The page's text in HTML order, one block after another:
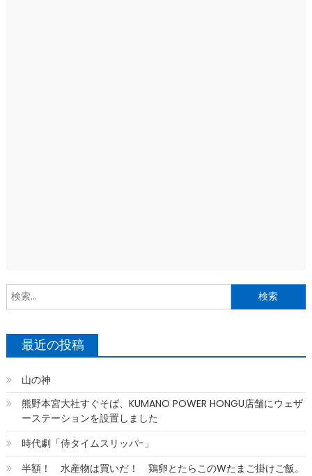
最近の投稿
山の神
熊野本宮大社すぐそば、KUMANO POWER HONGU店舗にウェザ
ーステーションを設置しました
時代劇「侍タイムスリッパ−」
半額！ 水産物は買いだ！ 鶏卵とたらこのWたまご掛けご飯。